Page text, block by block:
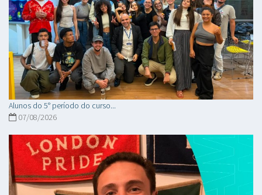
Alunos do 5° período do curso...
07/08/2026